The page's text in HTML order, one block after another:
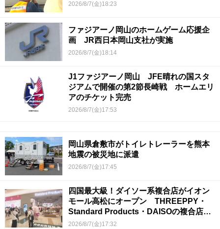
2026/8/7(金)18:23
ファジアーノ岡山のホームゲーム応援企
画 JR西日本岡山支社が実施
2026/8/7(金)18:14
J1ファジアーノ岡山 JFE晴れの国スタ
ジアムで開催の第2節長崎戦 ホームエリ
アのチケット完売
2026/8/7(金)17:53
岡山県倉敷市がトイレトレーラーを熊本
地震の被災地に派遣
2026/8/7(金)17:45
四国最大級！ダイソー系複合店がイオン
モール高松にオープン THREEPPY・
Standard Products・DAISOの複合店は
香川県初
2026/8/7(金)17:32